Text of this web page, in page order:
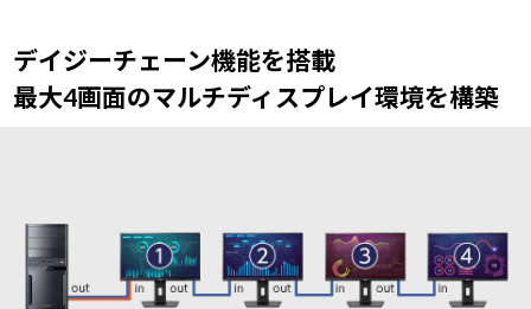
デイジーチェーン機能を搭載
最大4画面のマルチディスプレイ環境を構築